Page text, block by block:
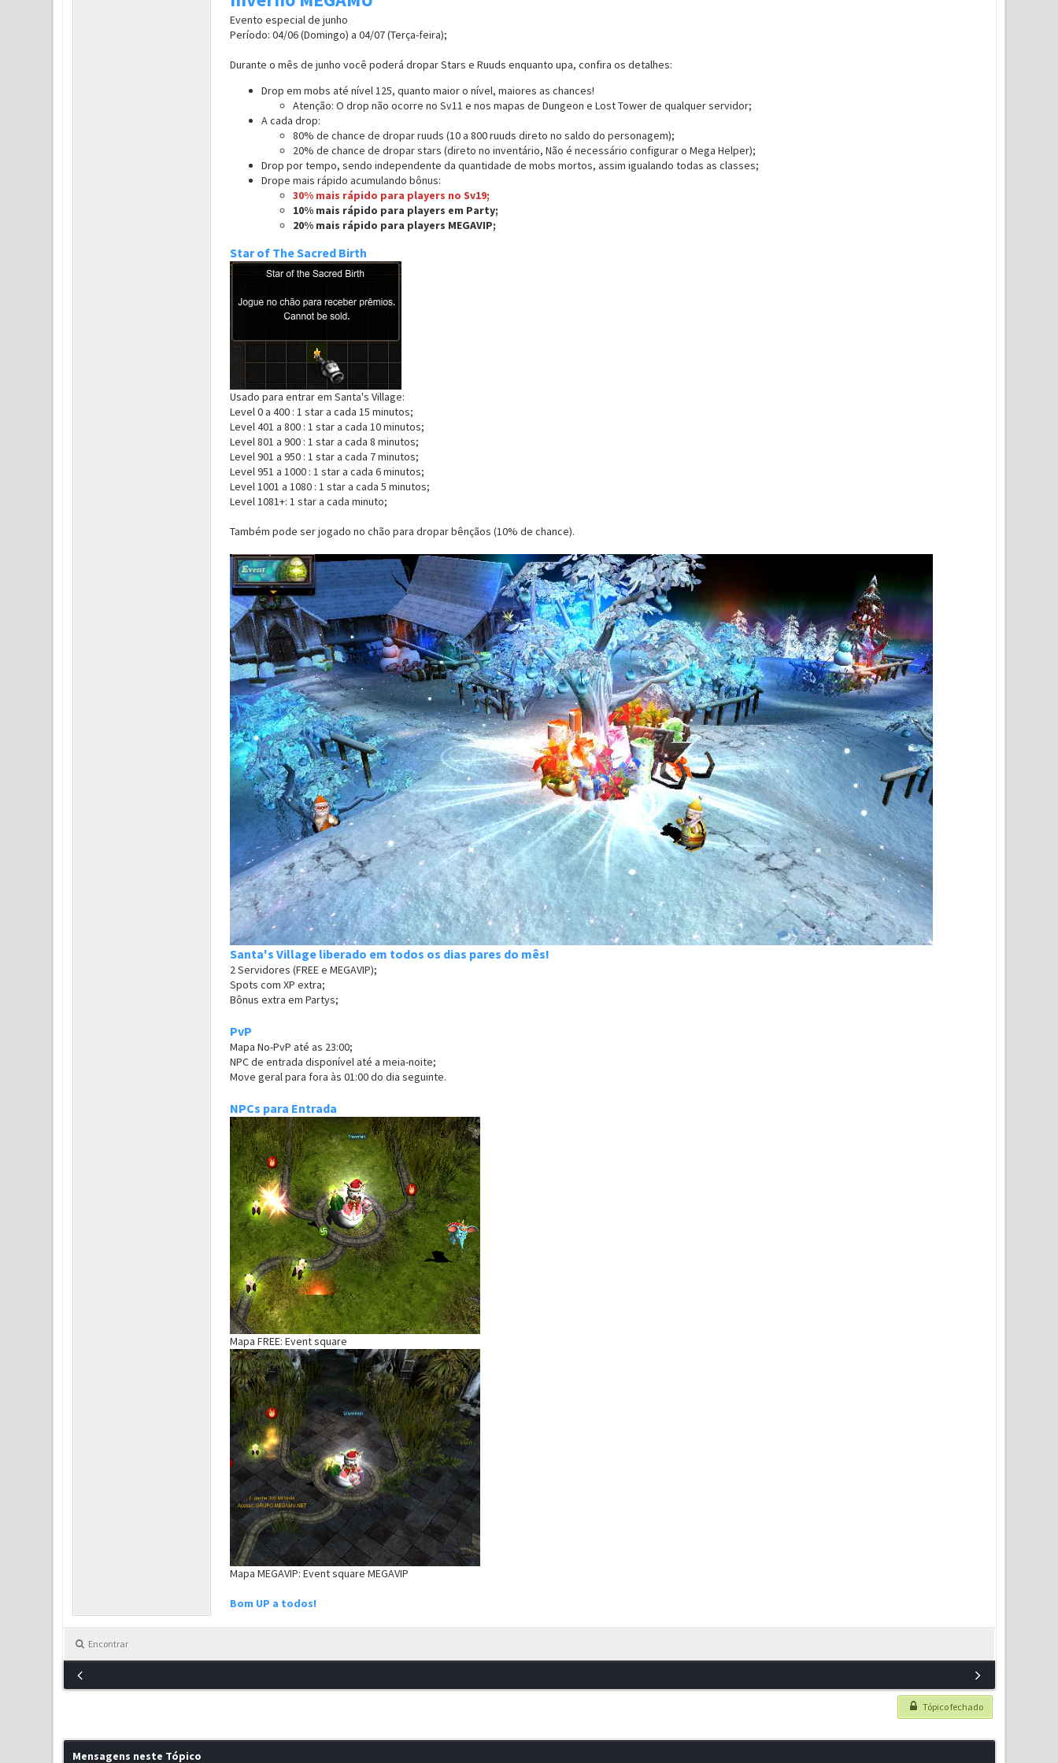
Evento especial de junho
Período: 04/06 (Domingo) a 04/07 (Terça-feira);
Durante o mês de junho você poderá dropar Stars e Ruuds enquanto upa, confira os detalhes:
Drop em mobs até nível 125, quanto maior o nível, maiores as chances!
Atenção: O drop não ocorre no Sv11 e nos mapas de Dungeon e Lost Tower de qualquer servidor;
A cada drop:
80% de chance de dropar ruuds (10 a 800 ruuds direto no saldo do personagem);
20% de chance de dropar stars (direto no inventário, Não é necessário configurar o Mega Helper);
Drop por tempo, sendo independente da quantidade de mobs mortos, assim igualando todas as classes;
Drope mais rápido acumulando bônus:
30% mais rápido para players no Sv19;
10% mais rápido para players em Party;
20% mais rápido para players MEGAVIP;
Star of The Sacred Birth
Usado para entrar em Santa's Village:
Level 0 a 400 : 1 star a cada 15 minutos;
Level 401 a 800 : 1 star a cada 10 minutos;
Level 801 a 900 : 1 star a cada 8 minutos;
Level 901 a 950 : 1 star a cada 7 minutos;
Level 951 a 1000 : 1 star a cada 6 minutos;
Level 1001 a 1080 : 1 star a cada 5 minutos;
Level 1081+: 1 star a cada minuto;
Também pode ser jogado no chão para dropar bênçãos (10% de chance).
Santa's Village liberado em todos os dias pares do mês!
2 Servidores (FREE e MEGAVIP);
Spots com XP extra;
Bônus extra em Partys;
PvP
Mapa No-PvP até as 23:00;
NPC de entrada disponível até a meia-noite;
Move geral para fora às 01:00 do dia seguinte.
NPCs para Entrada
Mapa FREE: Event square
Mapa MEGAVIP: Event square MEGAVIP
Bom UP a todos!
Encontrar
Tópico fechado
Mensagens neste Tópico